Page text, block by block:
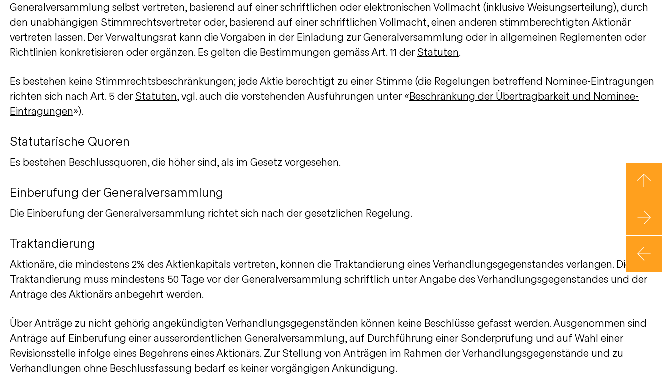
Generalversammlung selbst vertreten, basierend auf einer schriftlichen oder elektronischen Vollmacht (inklusive Weisungserteilung), durch
den unabhängigen Stimmrechtsvertreter oder, basierend auf einer schriftlichen Vollmacht, einen anderen stimmberechtigten Aktionär
vertreten lassen. Der Verwaltungsrat kann die Vorgaben in der Einladung zur Generalversammlung oder in allgemeinen Reglementen oder
Richtlinien konkretisieren oder ergänzen. Es gelten die Bestimmungen gemäss Art. 11 der Statuten.
Es bestehen keine Stimmrechtsbeschränkungen; jede Aktie berechtigt zu einer Stimme (die Regelungen betreffend Nominee-Eintragungen
richten sich nach Art. 5 der Statuten, vgl. auch die vorstehenden Ausführungen unter «Beschränkung der Übertragbarkeit und Nominee-
Eintragungen»).
Statutarische Quoren
Es bestehen Beschlussquoren, die höher sind, als im Gesetz vorgesehen.
Einberufung der Generalversammlung
Die Einberufung der Generalversammlung richtet sich nach der gesetzlichen Regelung.
Traktandierung
Aktionäre, die mindestens 2% des Aktienkapitals vertreten, können die Traktandierung eines Verhandlungsgegenstandes verlangen. Die
Traktandierung muss mindestens 50 Tage vor der Generalversammlung schriftlich unter Angabe des Verhandlungsgegenstandes und der
Anträge des Aktionärs anbegehrt werden.
Über Anträge zu nicht gehörig angekündigten Verhandlungsgegenständen können keine Beschlüsse gefasst werden. Ausgenommen sind
Anträge auf Einberufung einer ausserordentlichen Generalversammlung, auf Durchführung einer Sonderprüfung und auf Wahl einer
Revisionsstelle infolge eines Begehrens eines Aktionärs. Zur Stellung von Anträgen im Rahmen der Verhandlungsgegenstände und zu
Verhandlungen ohne Beschlussfassung bedarf es keiner vorgängigen Ankündigung.